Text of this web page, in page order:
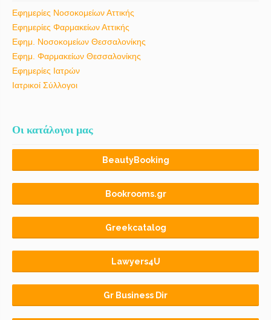
Εφημερίες Νοσοκομείων Αττικής
Εφημερίες Φαρμακείων Αττικής
Εφημ. Νοσοκομείων Θεσσαλονίκης
Εφημ. Φαρμακείων Θεσσαλονίκης
Εφημερίες Ιατρών
Ιατρικοί Σύλλογοι
Οι κατάλογοι μας
BeautyBooking
Bookrooms.gr
Greekcatalog
Lawyers4U
Gr Business Dir